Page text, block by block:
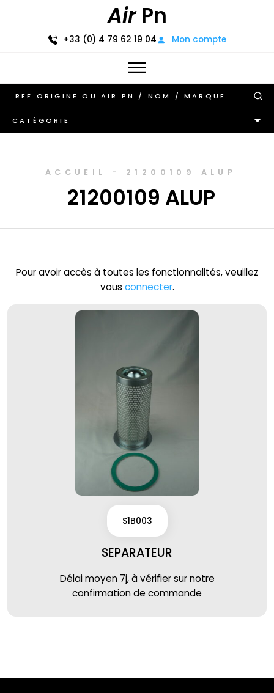
AirPn
+33 (0) 4 79 62 19 04 Mon compte
CATÉGORIE
ACCUEIL - 21200109 ALUP
21200109 ALUP
Pour avoir accès à toutes les fonctionnalités, veuillez
vous connecter.
S1B003
SEPARATEUR
Délai moyen 7j, à vérifier sur notre
confirmation de commande